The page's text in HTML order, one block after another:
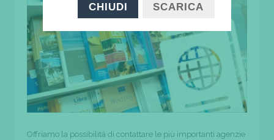
Offriamo la possibilità di contattare le più importanti agenzie
CHIUDI SCARICA